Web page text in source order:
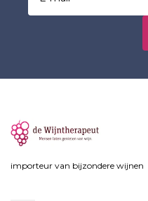
importeur van bijzondere wijnen